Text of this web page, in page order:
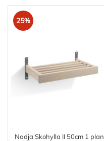
25%
Nadja Skohylla II 50cm 1 plan